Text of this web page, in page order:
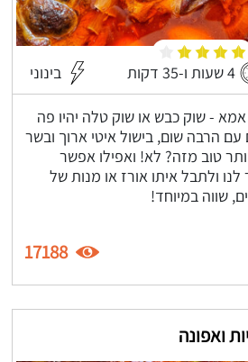
4 שעות ו-35 דקות בינוני
- שוק כבש או שוק טלה יהיו פה
הרבה שום, בישול איטי ארוך ובשר
טוב מזה? לא! ואפילו אפשר
ולתבל איתו אורז או מנות של
שווה במיוחד!
17188
ואפונה